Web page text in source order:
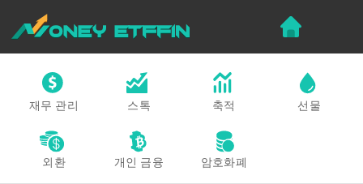
재무 관리 스톡 축적 선물
외환 개인 금융 암호화폐